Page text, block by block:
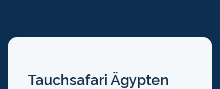
Tauchsafari Ägypten